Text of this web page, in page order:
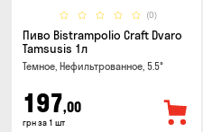
(0)
Пиво Bistrampolio Craft Dvaro
Tamsusis 1л
Темное, Нефильтрованное, 5.5°
197,00
грн за 1 шт